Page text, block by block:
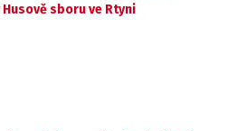
sboru ve Rtyni